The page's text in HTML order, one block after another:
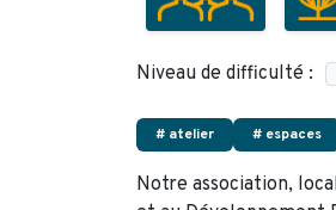
Niveau de difficulté :
# atelier # espaces
Notre association,